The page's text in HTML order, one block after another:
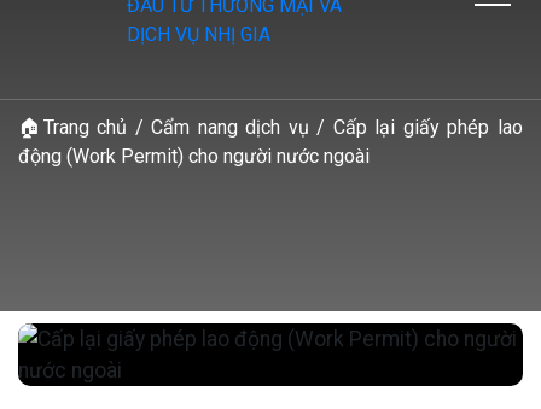
🏠 Trang chủ /Cẩm nang dịch vụ / Cấp lại giấy phép lao
động (Work Permit) cho người nước ngoài